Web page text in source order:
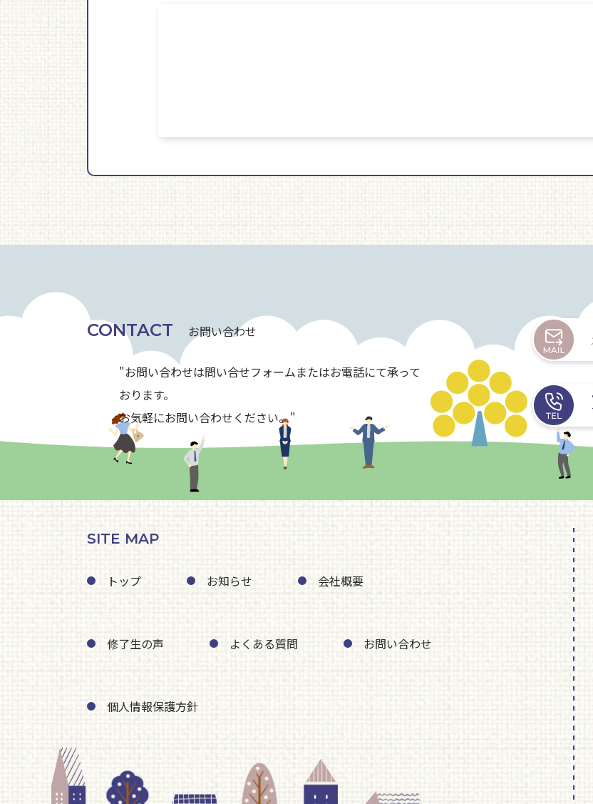
CONTACT お問い合わせ
"お問い合わせは問い合せフォームまたはお電話にて承って
おります。
お気軽にお問い合わせください。"
SITE MAP
トップ お知らせ 会社概要
修了生の声 よくある質問 お問い合わせ
個人情報保護方針